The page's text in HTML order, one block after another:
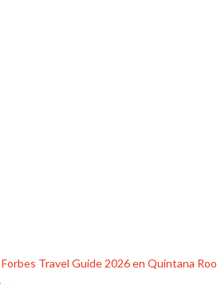
Travel Guide 2026 en Quintana Roo